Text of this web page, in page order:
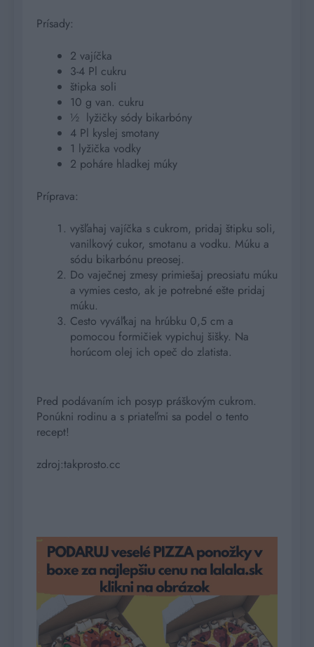
Prísady:
2 vajíčka
3-4 Pl cukru
štipka soli
10 g van. cukru
½ lyžičky sódy bikarbóny
4 Pl kyslej smotany
1 lyžička vodky
2 poháre hladkej múky
Príprava:
vyšľahaj vajíčka s cukrom, pridaj štipku soli,
vanilkový cukor, smotanu a vodku. Múku a
sódu bikarbónu preosej.
Do vaječnej zmesy primiešaj preosiatu múku
a vymies cesto, ak je potrebné ešte pridaj
múku.
Cesto vyváľkaj na hrúbku 0,5 cm a
pomocou formičiek vypichuj šišky. Na
horúcom olej ich opeč do zlatista.
Pred podávaním ich posyp práškovým cukrom.
Ponúkni rodinu a s priateľmi sa podel o tento
recept!
zdroj:takprosto.cc